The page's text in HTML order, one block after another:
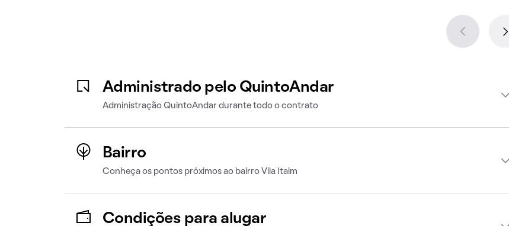
Administrado pelo QuintoAndar
Administração QuintoAndar durante todo o contrato
Bairro
Conheça os pontos próximos ao bairro Vila Itaim
Condições para alugar